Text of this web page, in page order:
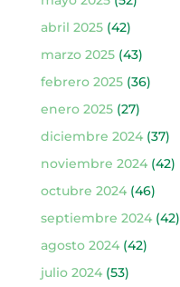
abril 2025(42)
marzo 2025(43)
febrero 2025(36)
enero 2025(27)
diciembre 2024(37)
noviembre 2024(42)
octubre 2024(46)
septiembre 2024(42)
agosto 2024(42)
julio 2024(53)